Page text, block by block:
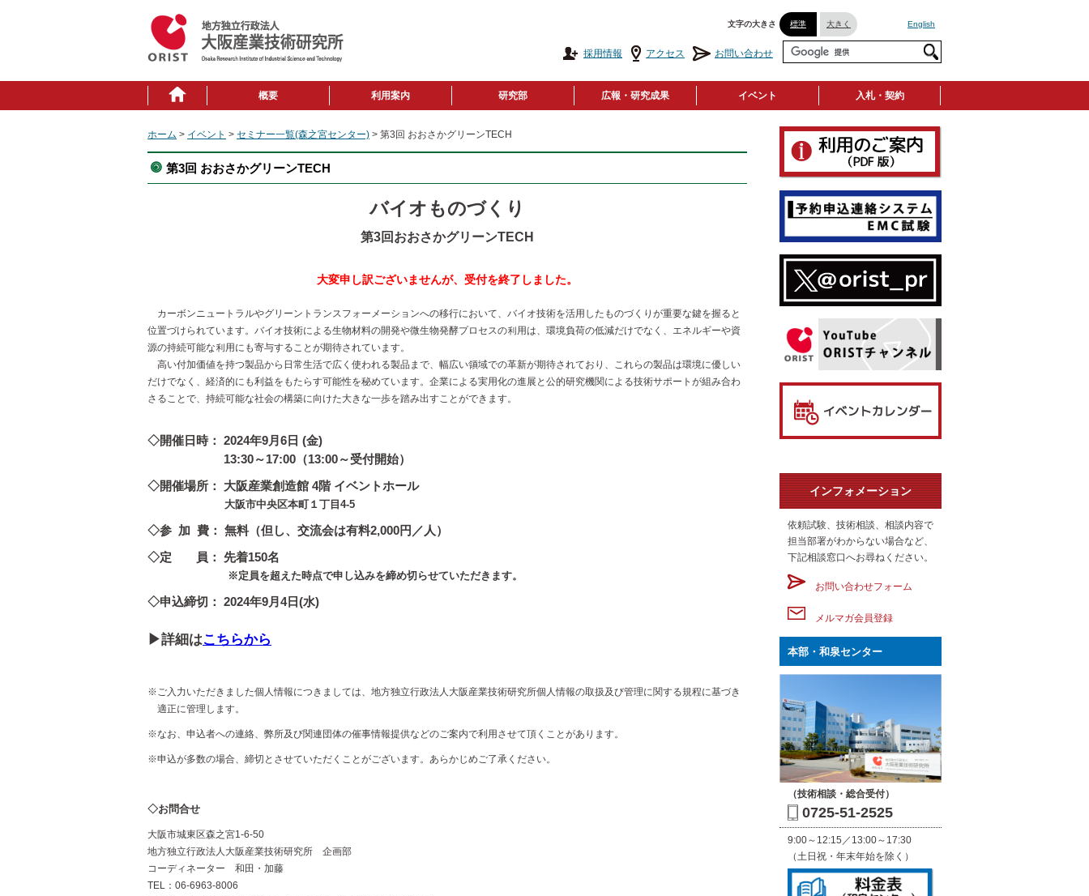
標準 大きく English
文字の大きさ
採用情報 アクセス お問い合わせ
概要 利用案内 研究部 広報・研究成果 イベント 入札・契約
ホーム > イベント > セミナー一覧(森之宮センター) > 第3回 おおさかグリーンTECH
第3回 おおさかグリーンTECH
バイオものづくり
第3回おおさかグリーンTECH
大変申し訳ございませんが、受付を終了しました。
カーボンニュートラルやグリーントランスフォーメーションへの移⾏において、バイオ技術を活⽤したものづくりが重要な鍵を握ると
位置づけられています。バイオ技術による生物材料の開発や微⽣物発酵プロセスの利⽤は、環境負荷の低減だけでなく、エネルギーや資
源の持続可能な利⽤にも寄与することが期待されています。
高い付加価値を持つ製品から⽇常⽣活で広く使われる製品まで、幅広い領域での革新が期待されており、これらの製品は環境に優しい
だけでなく、経済的にも利益をもたらす可能性を秘めています。企業による実用化の進展と公的研究機関による技術サポートが組み合わ
さることで、持続可能な社会の構築に向けた大きな一歩を踏み出すことができます。
◇開催日時： 2024年9月6日 (金)
13:30～17:00（13:00～受付開始）
◇開催場所： 大阪産業創造館 4階 イベントホール
大阪市中央区本町１丁目4-5
◇参 加 費： 無料（但し、交流会は有料2,000円／人）
◇定 員： 先着150名
※定員を超えた時点で申し込みを締め切らせていただきます。
◇申込締切： 2024年9月4日(水)
▶詳細はこちらから
※ご入力いただきました個人情報につきましては、地方独立行政法人大阪産業技術研究所個人情報の取扱及び管理に関する規程に基づき
適正に管理します。
※なお、申込者への連絡、弊所及び関連団体の催事情報提供などのご案内で利用させて頂くことがあります。
※申込が多数の場合、締切とさせていただくことがございます。あらかじめご了承ください。
◇お問合せ
大阪市城東区森之宮1-6-50
地方独立行政法人大阪産業技術研究所 企画部
コーディネーター 和田・加藤
TEL：06-6963-8006
インフォメーション
依頼試験、技術相談、相談内容で
担当部署がわからない場合など、
下記相談窓口へお尋ねください。
お問い合わせフォーム
メルマガ会員登録
本部・和泉センター
（技術相談・総合受付）
0725-51-2525
9:00～12:15／13:00～17:30
（土日祝・年末年始を除く）